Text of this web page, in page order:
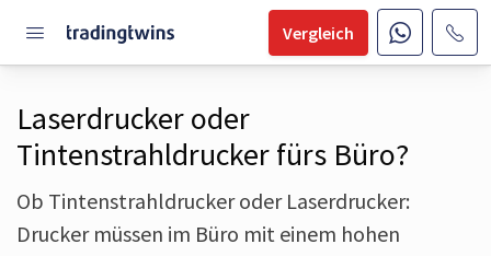
Laserdrucker oder
Tintenstrahldrucker fürs Büro?
Ob Tintenstrahldrucker oder Laserdrucker:
Drucker müssen im Büro mit einem hohen
Vergleich